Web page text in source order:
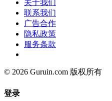
关于我们
联系我们
广告合作
隐私政策
服务条款
© 2026 Guruin.com 版权所有
登录